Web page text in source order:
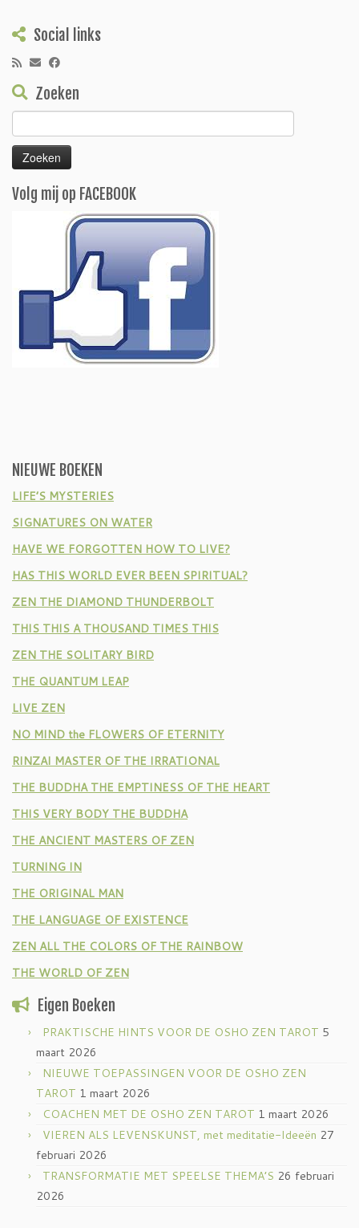
Social links
Zoeken
naar:
Volg mij op FACEBOOK
NIEUWE BOEKEN
LIFE’S MYSTERIES
SIGNATURES ON WATER
HAVE WE FORGOTTEN HOW TO LIVE?
HAS THIS WORLD EVER BEEN SPIRITUAL?
ZEN THE DIAMOND THUNDERBOLT
THIS THIS A THOUSAND TIMES THIS
ZEN THE SOLITARY BIRD
THE QUANTUM LEAP
LIVE ZEN
NO MIND the FLOWERS OF ETERNITY
RINZAI MASTER OF THE IRRATIONAL
THE BUDDHA THE EMPTINESS OF THE HEART
THIS VERY BODY THE BUDDHA
THE ANCIENT MASTERS OF ZEN
TURNING IN
THE ORIGINAL MAN
THE LANGUAGE OF EXISTENCE
ZEN ALL THE COLORS OF THE RAINBOW
THE WORLD OF ZEN
Eigen Boeken
PRAKTISCHE HINTS VOOR DE OSHO ZEN TAROT 5
maart 2026
NIEUWE TOEPASSINGEN VOOR DE OSHO ZEN
TAROT 1 maart 2026
COACHEN MET DE OSHO ZEN TAROT 1 maart 2026
VIEREN ALS LEVENSKUNST, met meditatie-Ideeën 27
februari 2026
TRANSFORMATIE MET SPEELSE THEMA’S 26 februari
2026